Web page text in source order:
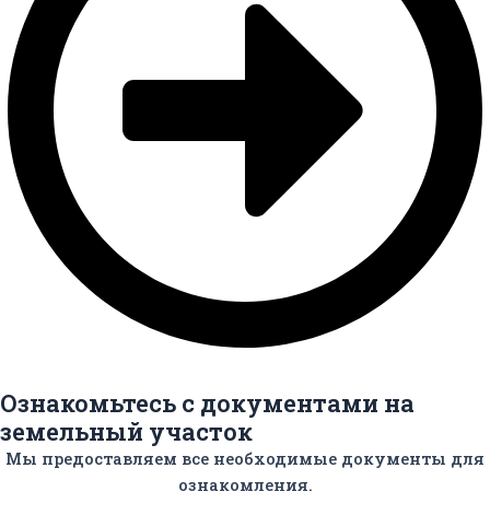
Ознакомьтесь с документами на
земельный участок
Мы предоставляем все необходимые документы для
ознакомления.